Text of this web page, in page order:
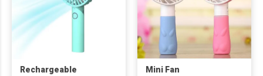
Rechargeable
Mini Fan